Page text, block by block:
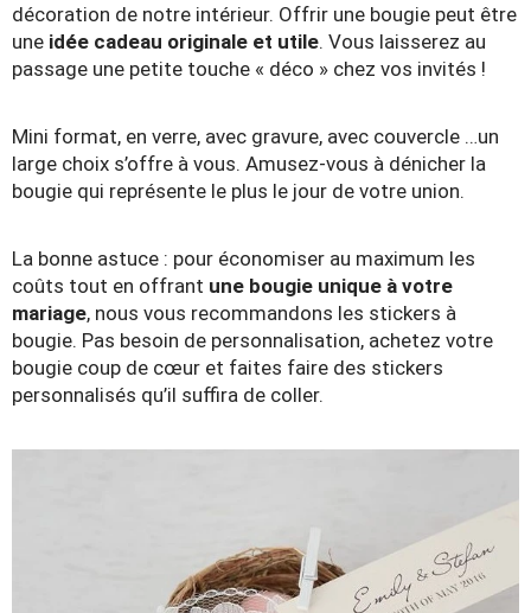
décoration de notre intérieur. Offrir une bougie peut être
une idée cadeau originale et utile. Vous laisserez au
passage une petite touche « déco » chez vos invités !
Mini format, en verre, avec gravure, avec couvercle …un
large choix s’offre à vous. Amusez-vous à dénicher la
bougie qui représente le plus le jour de votre union.
La bonne astuce : pour économiser au maximum les
coûts tout en offrant une bougie unique à votre
mariage, nous vous recommandons les stickers à
bougie. Pas besoin de personnalisation, achetez votre
bougie coup de cœur et faites faire des stickers
personnalisés qu’il suffira de coller.